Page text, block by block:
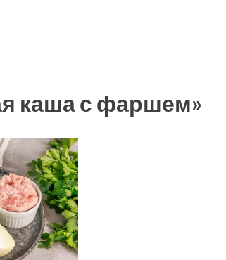
каша с фаршем»